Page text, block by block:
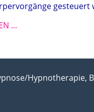
gesteuert
...
Hypnotherapie,